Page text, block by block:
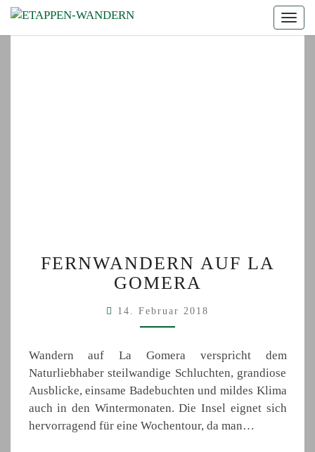
AUF
LA
FERNWANDERN AUF LA
GOMERA
14. Februar 2018
Wandern auf La Gomera verspricht dem
Naturliebhaber steilwandige Schluchten, grandiose
Ausblicke, einsame Badebuchten und mildes Klima
auch in den Wintermonaten. Die Insel eignet sich
hervorragend für eine Wochentour, da man…